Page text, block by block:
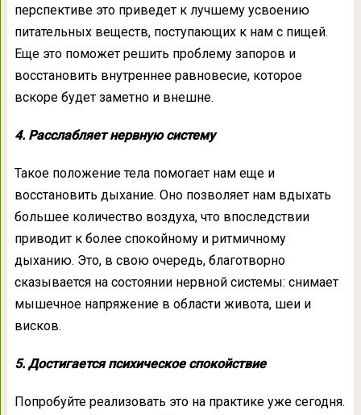
перспективе это приведет к лучшему усвоению
питательных веществ, поступающих к нам с пищей.
Еще это поможет решить проблему запоров и
восстановить внутреннее равновесие, которое
вскоре будет заметно и внешне.
4. Расслабляет нервную систему
Такое положение тела помогает нам еще и
восстановить дыхание. Оно позволяет нам вдыхать
большее количество воздуха, что впоследствии
приводит к более спокойному и ритмичному
дыханию. Это, в свою очередь, благотворно
сказывается на состоянии нервной системы: снимает
мышечное напряжение в области живота, шеи и
висков.
5. Достигается психическое спокойствие
Попробуйте реализовать это на практике уже сегодня.